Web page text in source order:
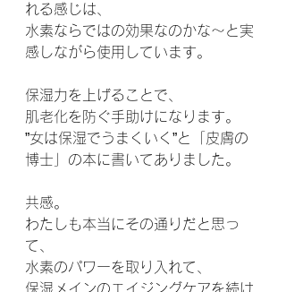
れる感じは、
水素ならではの効果なのかな～と実
感しながら使用しています。
保湿力を上げることで、
肌老化を防ぐ手助けになります。
”女は保湿でうまくいく”と「皮膚の
博士」の本に書いてありました。
共感。
わたしも本当にその通りだと思っ
て、
水素のパワーを取り入れて、
保湿メインのエイジングケアを続け